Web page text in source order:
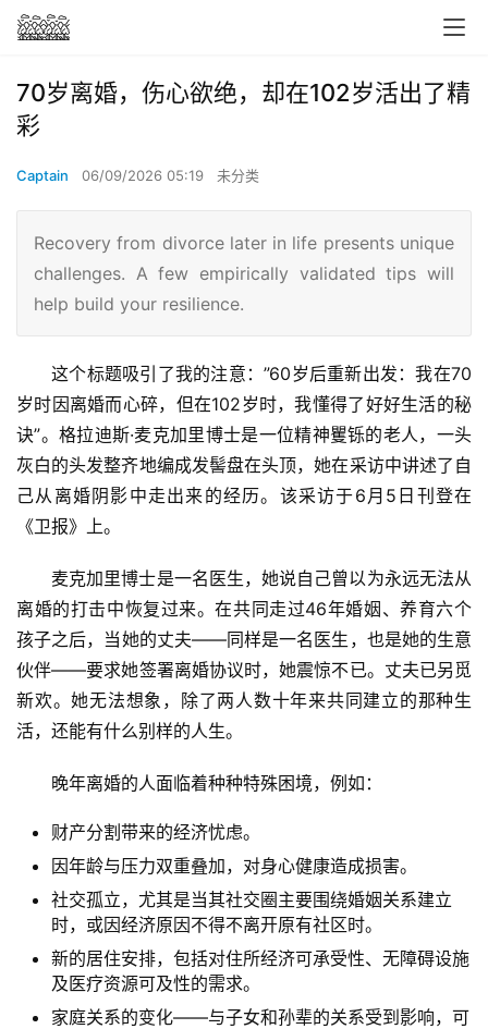
70岁离婚，伤心欲绝，却在102岁活出了精
彩
Captain 06/09/2026 05:19 未分类
Recovery from divorce later in life presents unique
challenges. A few empirically validated tips will
help build your resilience.
这个标题吸引了我的注意：”60岁后重新出发：我在70
岁时因离婚而心碎，但在102岁时，我懂得了好好生活的秘
诀”。格拉迪斯·麦克加里博士是一位精神矍铄的老人，一头
灰白的头发整齐地编成发髻盘在头顶，她在采访中讲述了自
己从离婚阴影中走出来的经历。该采访于6月5日刊登在
《卫报》上。
麦克加里博士是一名医生，她说自己曾以为永远无法从
离婚的打击中恢复过来。在共同走过46年婚姻、养育六个
孩子之后，当她的丈夫——同样是一名医生，也是她的生意
伙伴——要求她签署离婚协议时，她震惊不已。丈夫已另觅
新欢。她无法想象，除了两人数十年来共同建立的那种生
活，还能有什么别样的人生。
晚年离婚的人面临着种种特殊困境，例如：
财产分割带来的经济忧虑。
因年龄与压力双重叠加，对身心健康造成损害。
社交孤立，尤其是当其社交圈主要围绕婚姻关系建立
时，或因经济原因不得不离开原有社区时。
新的居住安排，包括对住所经济可承受性、无障碍设施
及医疗资源可及性的需求。
家庭关系的变化——与子女和孙辈的关系受到影响，可